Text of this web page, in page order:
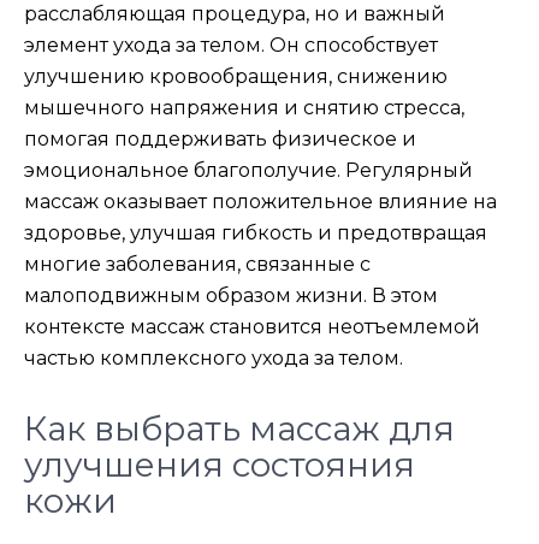
расслабляющая процедура, но и важный
элемент ухода за телом. Он способствует
улучшению кровообращения, снижению
мышечного напряжения и снятию стресса,
помогая поддерживать физическое и
эмоциональное благополучие. Регулярный
массаж оказывает положительное влияние на
здоровье, улучшая гибкость и предотвращая
многие заболевания, связанные с
малоподвижным образом жизни. В этом
контексте массаж становится неотъемлемой
частью комплексного ухода за телом.
Как выбрать массаж для
улучшения состояния
кожи